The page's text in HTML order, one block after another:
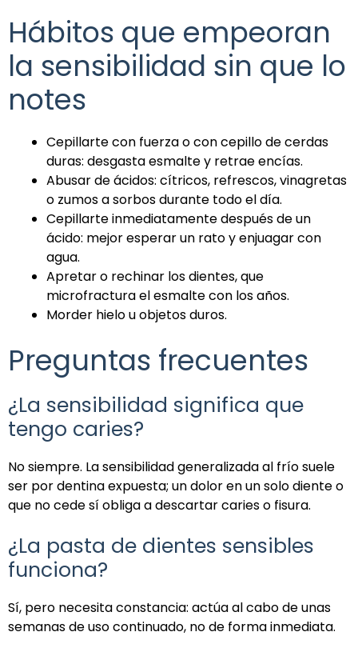
Hábitos que empeoran
la sensibilidad sin que lo
notes
Cepillarte con fuerza o con cepillo de cerdas
duras: desgasta esmalte y retrae encías.
Abusar de ácidos: cítricos, refrescos, vinagretas
o zumos a sorbos durante todo el día.
Cepillarte inmediatamente después de un
ácido: mejor esperar un rato y enjuagar con
agua.
Apretar o rechinar los dientes, que
microfractura el esmalte con los años.
Morder hielo u objetos duros.
Preguntas frecuentes
¿La sensibilidad significa que
tengo caries?
No siempre. La sensibilidad generalizada al frío suele
ser por dentina expuesta; un dolor en un solo diente o
que no cede sí obliga a descartar caries o fisura.
¿La pasta de dientes sensibles
funciona?
Sí, pero necesita constancia: actúa al cabo de unas
semanas de uso continuado, no de forma inmediata.